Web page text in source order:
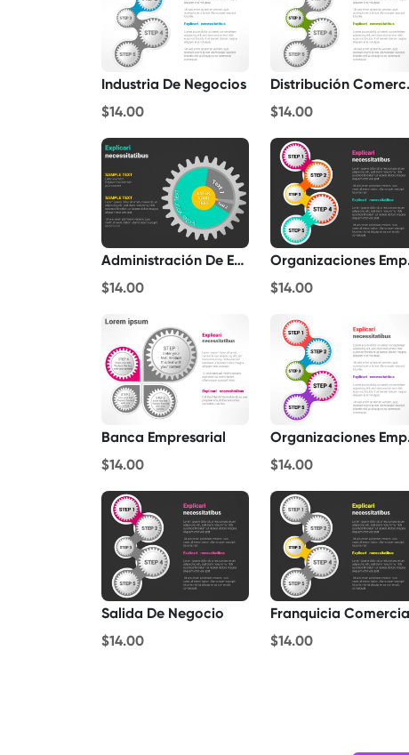
Industria De Negocios
$14.00
$14.00
Administración De Empresas
$14.00
$14.00
Banca Empresarial
$14.00
$14.00
Salida De Negocio
$14.00
Franquicia
$14.00